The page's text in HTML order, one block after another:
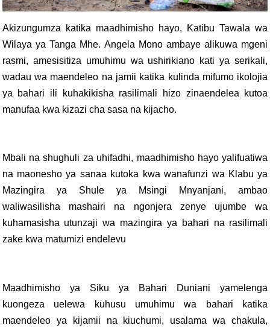
Akizungumza katika maadhimisho hayo, Katibu Tawala wa
Wilaya ya Tanga Mhe. Angela Mono ambaye alikuwa mgeni
rasmi, amesisitiza umuhimu wa ushirikiano kati ya serikali,
wadau wa maendeleo na jamii katika kulinda mifumo ikolojia
ya bahari ili kuhakikisha rasilimali hizo zinaendelea kutoa
manufaa kwa kizazi cha sasa na kijacho.
Mbali na shughuli za uhifadhi, maadhimisho hayo yalifuatiwa
na maonesho ya sanaa kutoka kwa wanafunzi wa Klabu ya
Mazingira ya Shule ya Msingi Mnyanjani, ambao
waliwasilisha mashairi na ngonjera zenye ujumbe wa
kuhamasisha utunzaji wa mazingira ya bahari na rasilimali
zake kwa matumizi endelevu
Maadhimisho ya Siku ya Bahari Duniani yamelenga
kuongeza uelewa kuhusu umuhimu wa bahari katika
maendeleo ya kijamii na kiuchumi, usalama wa chakula,